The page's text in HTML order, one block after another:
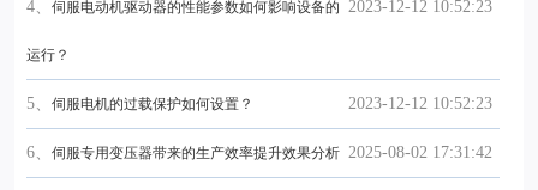
2023-12-12 10:52:23
4、 伺服电动机驱动器的性能参数如何影响设备的
运行？
2023-12-12 10:52:23
5、 伺服电机的过载保护如何设置？
2025-08-02 17:31:42
6、 伺服专用变压器带来的生产效率提升效果分析